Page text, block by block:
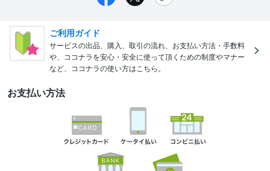
ご利用ガイド
サービスの出品、購入、取引の流れ、お支払い方法・手数料
や、ココナラを安心・安全に使って頂くための制度やマナー
など、ココナラの使い方はこちら。
お支払い方法